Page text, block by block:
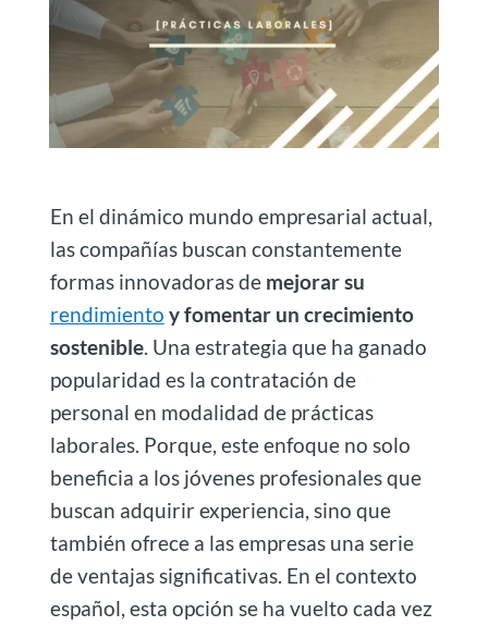
En el dinámico mundo empresarial actual,
las compañías buscan constantemente
formas innovadoras de mejorar su
rendimiento y fomentar un crecimiento
sostenible. Una estrategia que ha ganado
popularidad es la contratación de
personal en modalidad de prácticas
laborales. Porque, este enfoque no solo
beneficia a los jóvenes profesionales que
buscan adquirir experiencia, sino que
también ofrece a las empresas una serie
de ventajas significativas. En el contexto
español, esta opción se ha vuelto cada vez